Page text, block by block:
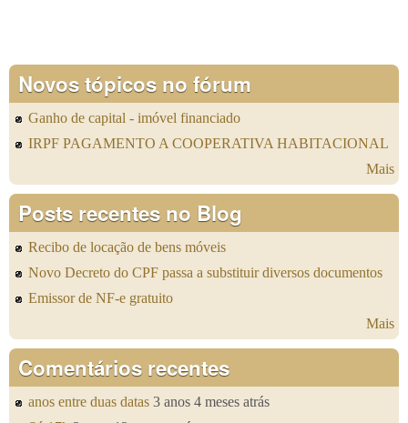
Novos tópicos no fórum
Ganho de capital - imóvel financiado
IRPF PAGAMENTO A COOPERATIVA HABITACIONAL
Mais
Posts recentes no Blog
Recibo de locação de bens móveis
Novo Decreto do CPF passa a substituir diversos documentos
Emissor de NF-e gratuito
Mais
Comentários recentes
anos entre duas datas 3 anos 4 meses atrás